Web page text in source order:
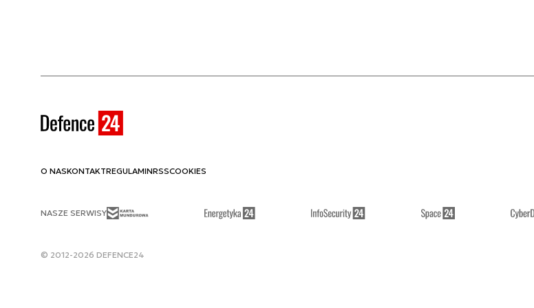
O NASKONTAKTREGULAMINRSSCOOKIES
NASZE SERWISY
© 2012-2026 DEFENCE24